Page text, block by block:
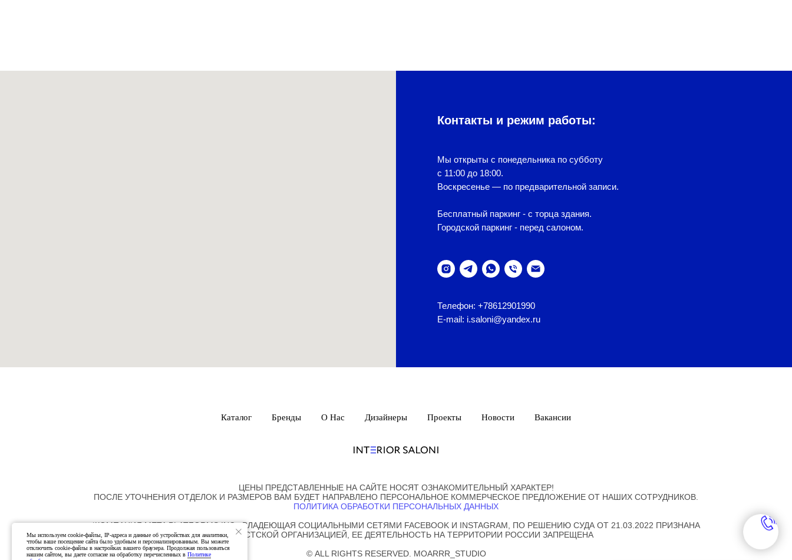
Контакты и режим работы:
Мы открыты с понедельника по субботу
с 11:00 до 18:00.
Воскресенье — по предварительной записи.
Бесплатный паркинг - с торца здания.
Городской паркинг - перед салоном.
Телефон: +78612901990
E-mail: i.saloni@yandex.ru
Мы используем cookie-файлы, IP-адреса и данные об устройствах для аналитики,
чтобы ваше посещение сайта было удобным и персонализированным. Вы можете
отключить cookie-файлы в настройках вашего браузера. Продолжая пользоваться
нашим сайтом, вы даете согласие на обработку перечисленных в Политике
Каталог Бренды О Нас Дизайнеры Проекты Новости Вакансии
ЦЕНЫ ПРЕДСТАВЛЕННЫЕ НА САЙТЕ НОСЯТ ОЗНАКОМИТЕЛЬНЫЙ ХАРАКТЕР!
ПОСЛЕ УТОЧНЕНИЯ ОТДЕЛОК И РАЗМЕРОВ ВАМ БУДЕТ НАПРАВЛЕНО ПЕРСОНАЛЬНОЕ КОММЕРЧЕСКОЕ ПРЕДЛОЖЕНИЕ ОТ НАШИХ СОТРУДНИКОВ.
ПОЛИТИКА ОБРАБОТКИ ПЕРСОНАЛЬНЫХ ДАННЫХ
*КОМПАНИЯ META PLATFORMS INC., ВЛАДЕЮЩАЯ СОЦИАЛЬНЫМИ СЕТЯМИ FACEBOOK И INSTAGRAM, ПО РЕШЕНИЮ СУДА ОТ 21.03.2022 ПРИЗНАНА
ЭКСТРЕМИСТСКОЙ ОРГАНИЗАЦИЕЙ, ЕЕ ДЕЯТЕЛЬНОСТЬ НА ТЕРРИТОРИИ РОССИИ ЗАПРЕЩЕНА
© ALL RIGHTS RESERVED. MOARRR_STUDIO